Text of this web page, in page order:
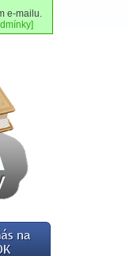
e-mailu.